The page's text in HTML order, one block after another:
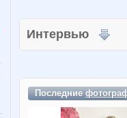
Интервью
Последние